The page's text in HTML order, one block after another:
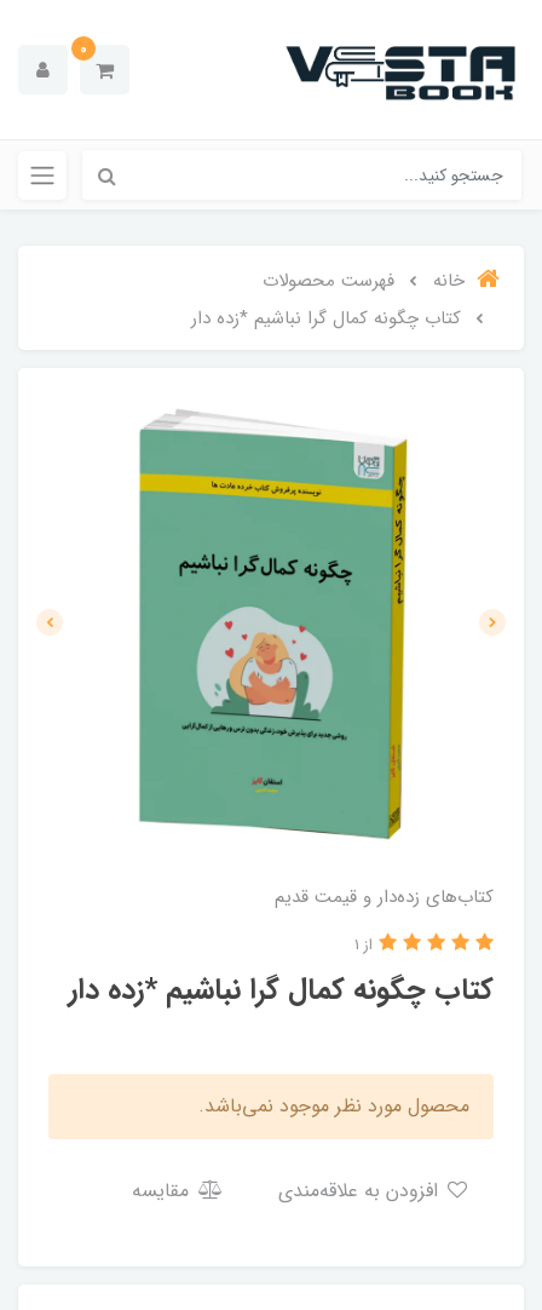
0
خانه
فهرست محصولات
کتاب چگونه کمال گرا نباشیم *زده دار
کتاب‌های زده‌دار و قیمت قدیم
کتاب چگونه کمال گرا نباشیم *زده دار
از 1
محصول مورد نظر موجود نمی‌باشد.
مقایسه